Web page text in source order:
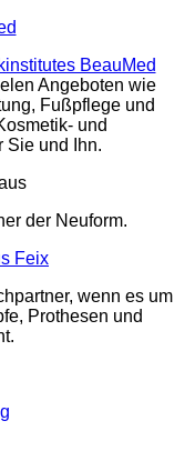
BeauMed
Angeboten wie
Fußpflege und
und
Sie und Ihn.
der Neuform.
wenn es um
Prothesen und